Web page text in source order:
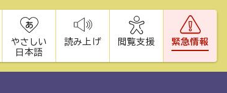
やさしい
日本語
読み上げ 閲覧支援 緊急情報